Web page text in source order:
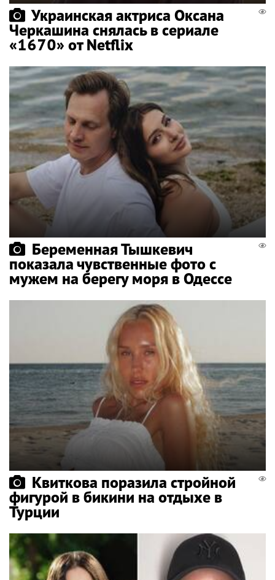
Украинская актриса Оксана
Черкашина снялась в сериале
«1670» от Netflix
Беременная Тышкевич
показала чувственные фото с
мужем на берегу моря в Одессе
Квиткова поразила стройной
фигурой в бикини на отдыхе в
Турции